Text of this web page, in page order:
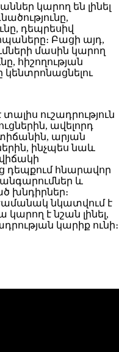
կարող են լինել
դեպրեսիվ
Բացի այդ,
մասին կարող
հիշողության
կենտրոնացնելու
ուշադրություն
ավելորդ
արյան
ինչպես նաև
դեպքում հնարավոր
և
խնդիրներ։
նկատվում է
է նշան լինել,
կարիք ունի։